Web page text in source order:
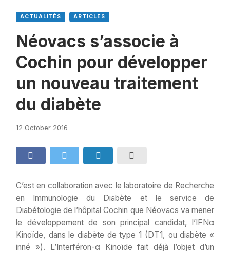
ACTUALITÉS ARTICLES
Néovacs s’associe à
Cochin pour développer
un nouveau traitement
du diabète
12 October 2016
C’est en collaboration avec le laboratoire de Recherche
en Immunologie du Diabète et le service de
Diabétologie de l’hôpital Cochin que Néovacs va mener
le développement de son principal candidat, l’IFNα
Kinoïde, dans le diabète de type 1 (DT1, ou diabète «
inné »). L’Interféron-α Kinoïde fait déjà l’objet d’un